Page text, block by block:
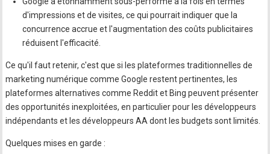
d'impressions et de visites, ce qui pourrait indiquer que la
concurrence accrue et l'augmentation des coûts publicitaires
réduisent l'efficacité.
Ce qu'il faut retenir, c'est que si les plateformes traditionnelles de
marketing numérique comme Google restent pertinentes, les
plateformes alternatives comme Reddit et Bing peuvent présenter
des opportunités inexploitées, en particulier pour les développeurs
indépendants et les développeurs AA dont les budgets sont limités.
Quelques mises en garde :